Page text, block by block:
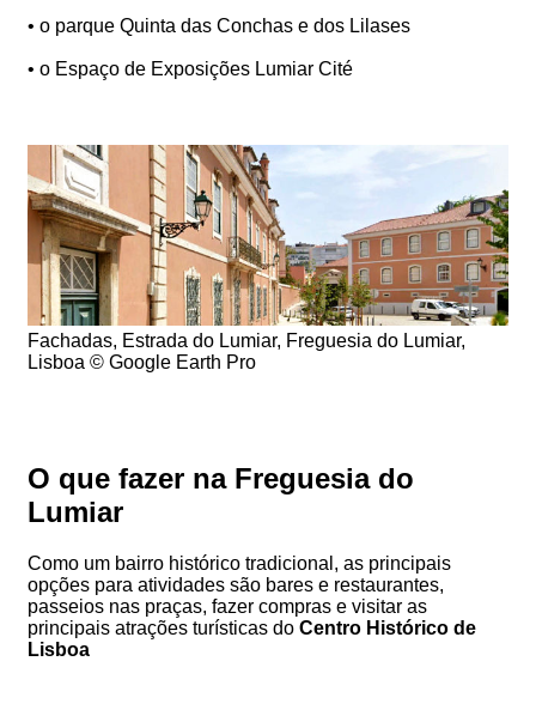
• o parque Quinta das Conchas e dos Lilases
• o Espaço de Exposições Lumiar Cité
Fachadas, Estrada do Lumiar, Freguesia do Lumiar,
Lisboa © Google Earth Pro
O que fazer na Freguesia do
Lumiar
Como um bairro histórico tradicional, as principais
opções para atividades são bares e restaurantes,
passeios nas praças, fazer compras e visitar as
principais atrações turísticas do Centro Histórico de
Lisboa